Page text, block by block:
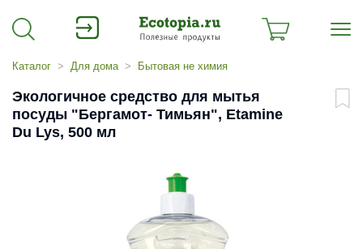
Каталог Для дома Бытовая не химия
Экологичное средство для мытья
посуды "Бергамот- Тимьян", Etamine
Du Lys, 500 мл